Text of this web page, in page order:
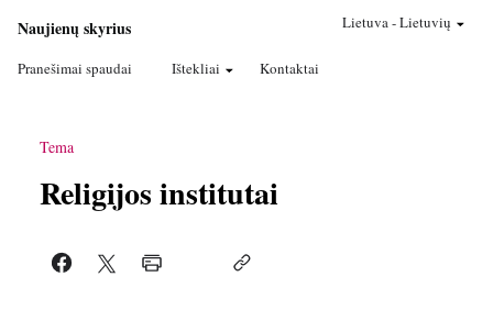
Naujienų skyrius
Pranešimai spaudai Ištekliai Kontaktai
Lietuva-Lietuvių
Tema
Religijos institutai